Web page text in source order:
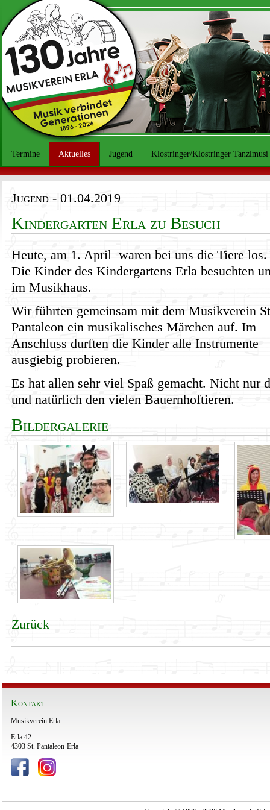
Termine Aktuelles Jugend Klostringer/Klostringer Tanzlmusi
Jugend- 01.04.2019
Kindergarten Erla zu Besuch
Heute, am 1. April waren bei uns die Tiere los.
Die Kinder des Kindergartens Erla besuchten
im Musikhaus.
Wir führten gemeinsam mit dem Musikverein
Pantaleon ein musikalisches Märchen auf. Im
Anschluss durften die Kinder alle Instrumente
ausgiebig probieren.
Es hat allen sehr viel Spaß gemacht. Nicht nur
und natürlich den vielen Bauernhoftieren.
Bildergalerie
Zurück
Kontakt
Musikverein Erla
Erla 42
4303 St. Pantaleon-Erla